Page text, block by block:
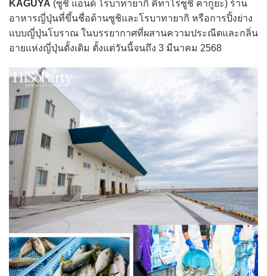
KAGUYA (ซูชิ แอนด์ โรบาทายากิ คิทาโร่ซูชิ คากูยะ) ร้าน
อาหารญี่ปุ่นที่ขึ้นชื่อด้านซูชิและโรบาทายากิ หรือการปิ้งย่าง
แบบญี่ปุ่นโบราณ ในบรรยากาศที่ผสานความประณีตและกลิ่น
อายแห่งญี่ปุ่นดั้งเดิม ตั้งแต่วันนี้จนถึง 3 มีนาคม 2568